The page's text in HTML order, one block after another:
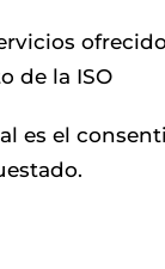
de la ISO
el